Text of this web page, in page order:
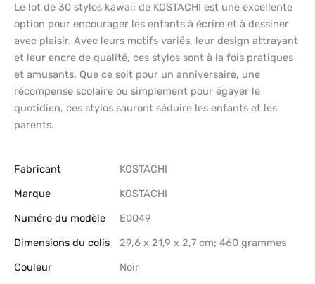
Le lot de 30 stylos kawaii de KOSTACHI est une excellente
option pour encourager les enfants à écrire et à dessiner
avec plaisir. Avec leurs motifs variés, leur design attrayant
et leur encre de qualité, ces stylos sont à la fois pratiques
et amusants. Que ce soit pour un anniversaire, une
récompense scolaire ou simplement pour égayer le
quotidien, ces stylos sauront séduire les enfants et les
parents.
Fabricant
‎KOSTACHI
Marque
‎KOSTACHI
Numéro du modèle
‎E0049
Dimensions du colis
‎29,6 x 21,9 x 2,7 cm; 460 grammes
Couleur
‎Noir